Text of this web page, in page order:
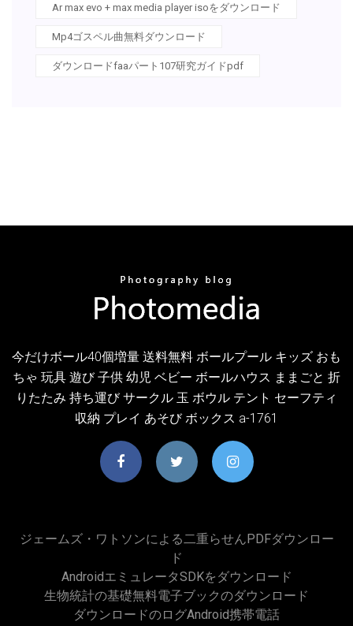
Ar max evo + max media player isoをダウンロード
Mp4ゴスペル曲無料ダウンロード
ダウンロードfaaパート107研究ガイドpdf
今だけボール40個増量 送料無料 ボールプール キッズ おも
ちゃ 玩具 遊び 子供 幼児 ベビー ボールハウス ままごと 折
りたたみ 持ち運び サークル 玉 ボウル テント セーフティ
収納 プレイ あそび ボックス a-1761
ジェームズ・ワトソンによる二重らせんPDFダウンロー
ド
AndroidエミュレータSDKをダウンロード
生物統計の基礎無料電子ブックのダウンロード
ダウンロードのログandroid携帯電話